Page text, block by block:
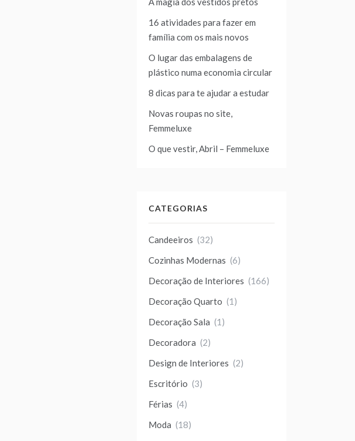
16 atividades para fazer em
família com os mais novos
O lugar das embalagens de
plástico numa economia circular
8 dicas para te ajudar a estudar
Novas roupas no site,
Femmeluxe
O que vestir, Abril – Femmeluxe
CATEGORIAS
Candeeiros (32)
Cozinhas Modernas (6)
Decoração de Interiores (166)
Decoração Quarto (1)
Decoração Sala (1)
Decoradora (2)
Design de Interiores (2)
Escritório (3)
Férias (4)
Moda (18)